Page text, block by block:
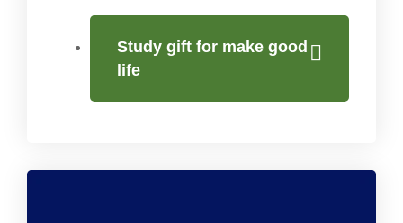
Study gift for make good
life